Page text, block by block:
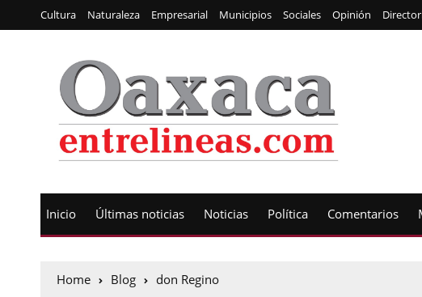
Cultura Naturaleza Empresarial Municipios Sociales Opinión
Inicio Últimas noticias Noticias Política Comentarios
Home Blog don Regino